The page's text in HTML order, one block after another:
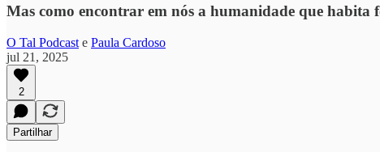
Mas como encontrar em nós a humanidade que habita
O Tal Podcast e Paula Cardoso
jul 21, 2025
2
Partilhar